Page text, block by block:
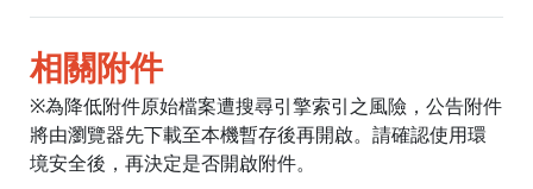
相關附件
※為降低附件原始檔案遭搜尋引擎索引之風險，公告附件
將由瀏覽器先下載至本機暫存後再開啟。請確認使用環
境安全後，再決定是否開啟附件。